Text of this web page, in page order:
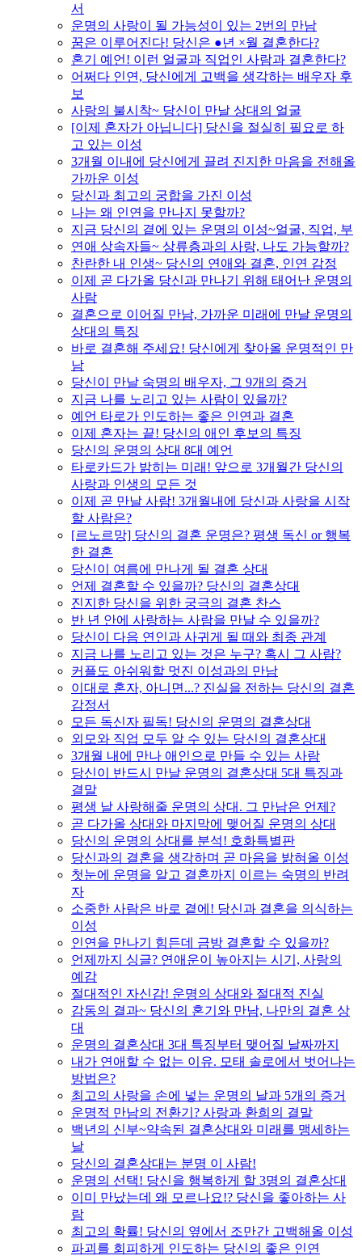
서
운명의 사랑이 될 가능성이 있는 2번의 만남
꿈은 이루어진다! 당신은 ●년 ×월 결혼한다?
혼기 예언! 이런 얼굴과 직업인 사람과 결혼한다?
어쩌다 인연, 당신에게 고백을 생각하는 배우자 후
보
사랑의 불시착~ 당신이 만날 상대의 얼굴
[이제 혼자가 아닙니다] 당신을 절실히 필요로 하
고 있는 이성
3개월 이내에 당신에게 끌려 진지한 마음을 전해올
가까운 이성
당신과 최고의 궁합을 가진 이성
나는 왜 인연을 만나지 못할까?
지금 당신의 곁에 있는 운명의 이성~얼굴, 직업, 부
연애 상속자들~ 상류층과의 사랑, 나도 가능할까?
찬란한 내 인생~ 당신의 연애와 결혼, 인연 감정
이제 곧 다가올 당신과 만나기 위해 태어난 운명의
사람
결혼으로 이어질 만남, 가까운 미래에 만날 운명의
상대의 특징
바로 결혼해 주세요! 당신에게 찾아올 운명적인 만
남
당신이 만날 숙명의 배우자, 그 9개의 증거
지금 나를 노리고 있는 사람이 있을까?
예언 타로가 인도하는 좋은 인연과 결혼
이제 혼자는 끝! 당신의 애인 후보의 특징
당신의 운명의 상대 8대 예언
타로카드가 밝히는 미래! 앞으로 3개월간 당신의
사랑과 인생의 모든 것
이제 곧 만날 사람! 3개월내에 당신과 사랑을 시작
할 사람은?
[르노르망] 당신의 결혼 운명은? 평생 독신 or 행복
한 결혼
당신이 여름에 만나게 될 결혼 상대
언제 결혼할 수 있을까? 당신의 결혼상대
진지한 당신을 위한 궁극의 결혼 찬스
반 년 안에 사랑하는 사람을 만날 수 있을까?
당신이 다음 연인과 사귀게 될 때와 최종 관계
지금 나를 노리고 있는 것은 누구? 혹시 그 사람?
커플도 아쉬워할 멋진 이성과의 만남
이대로 혼자, 아니면...? 진실을 전하는 당신의 결혼
감정서
모든 독신자 필독! 당신의 운명의 결혼상대
외모와 직업 모두 알 수 있는 당신의 결혼상대
3개월 내에 만나 애인으로 만들 수 있는 사람
당신이 반드시 만날 운명의 결혼상대 5대 특징과
결말
평생 날 사랑해줄 운명의 상대. 그 만남은 언제?
곧 다가올 상대와 마지막에 맺어질 운명의 상대
당신의 운명의 상대를 분석! 호화특별판
당신과의 결혼을 생각하며 곧 마음을 밝혀올 이성
첫눈에 운명을 알고 결혼까지 이르는 숙명의 반려
자
소중한 사람은 바로 곁에! 당신과 결혼을 의식하는
이성
인연을 만나기 힘든데 금방 결혼할 수 있을까?
언제까지 싱글? 연애운이 높아지는 시기, 사랑의
예감
절대적인 자신감! 운명의 상대와 절대적 진실
감동의 결과~ 당신의 혼기와 만남, 나만의 결혼 상
대
운명의 결혼상대 3대 특징부터 맺어질 날짜까지
내가 연애할 수 없는 이유. 모태 솔로에서 벗어나는
방법은?
최고의 사랑을 손에 넣는 운명의 날과 5개의 증거
운명적 만남의 전환기? 사랑과 환희의 결말
백년의 신부~약속된 결혼상대와 미래를 맹세하는
날
당신의 결혼상대는 분명 이 사람!
운명의 선택! 당신을 행복하게 할 3명의 결혼상대
이미 만났는데 왜 모르나요!? 당신을 좋아하는 사
람
최고의 확률! 당신의 옆에서 조만간 고백해올 이성
파괴를 회피하게 인도하는 당신의 좋은 인연